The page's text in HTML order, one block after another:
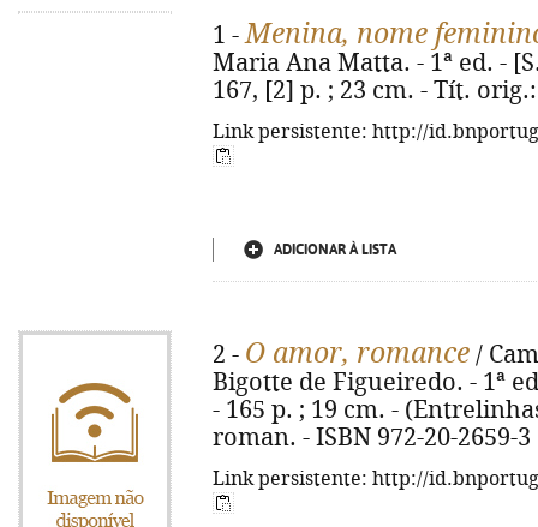
1 -Menina, nome
Maria Ana Matta. - 1ª ed. -
167, [2] p. ; 23 cm. - Tít.
Link persistente: http://
ADICIONAR À LISTA
2 - O amor, romance /
Bigotte de Figueiredo. - 1ª
- 165 p. ; 19 cm. -
roman. - ISBN 972-20-2659-3
Link persistente: http://